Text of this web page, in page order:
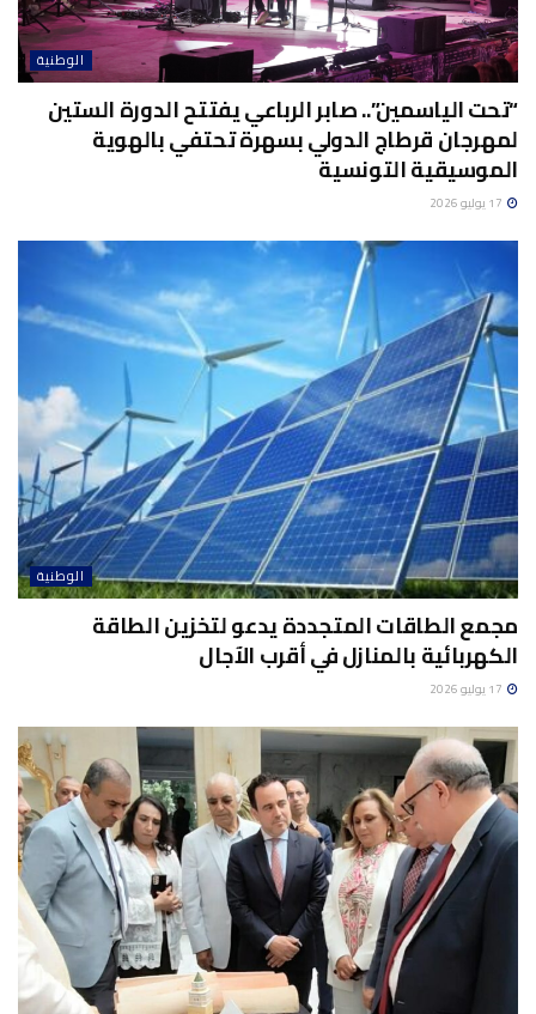
الوطنية
“تحت الياسمين”.. صابر الرباعي يفتتح الدورة الستين
لمهرجان قرطاج الدولي بسهرة تحتفي بالهوية
الموسيقية التونسية
الوطنية
مجمع الطاقات المتجددة يدعو لتخزين الطاقة
الكهربائية بالمنازل في أقرب الآجال